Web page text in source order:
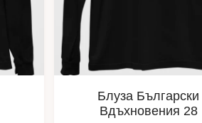
Блуза Български
Вдъхновения 28